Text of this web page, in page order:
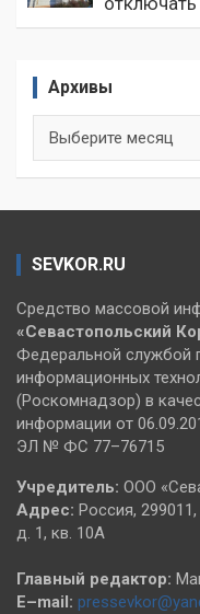
Архивы
SEVKOR.RU
Средство массовой
«Севастопольский
Федеральной службой
информационных
(Роскомнадзор) в
информации от
ЭЛ № ФС 77–76715
Учредитель: ООО
Адрес: Россия,
д. 1, кв. 10А
Главный редактор:
E–mail: